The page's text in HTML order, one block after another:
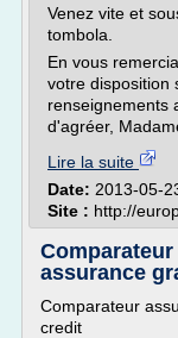
Venez vite et
tombola.
En vous
votre disposition
renseignements
d'agréer,
Lire la suite
Date: 2013-05-
Site : http://
assurance
Comparateur
credit